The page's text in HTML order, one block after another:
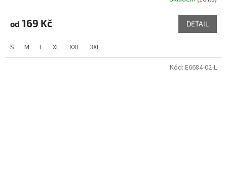
od 169 Kč DETAIL
S M L XL XXL 3XL
Kód: E6684-02-L